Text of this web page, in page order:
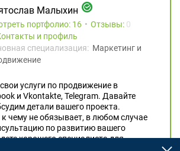
Малыхин
портфолио: 16 Отзывы: 0
и профиль
специализация: Маркетинг и
услуги по продвижение в
и Vkontakte, Telegram. Давайте
детали вашего проекта.
к чему не обязывает, в любом случае
по развитию вашего
хорошего специалиста для